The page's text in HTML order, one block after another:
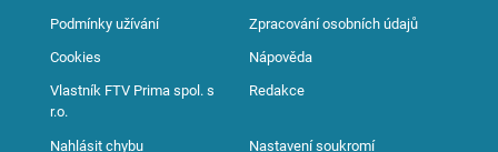
Podmínky užívání Zpracování osobních údajů
Cookies Nápověda
Vlastník FTV Prima spol. s
r.o.
Redakce
Nahlásit chybu Nastavení soukromí